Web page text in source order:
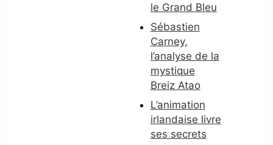
le Grand Bleu
Sébastien
Carney,
l’analyse de la
mystique
Breiz Atao
L’animation
irlandaise livre
ses secrets